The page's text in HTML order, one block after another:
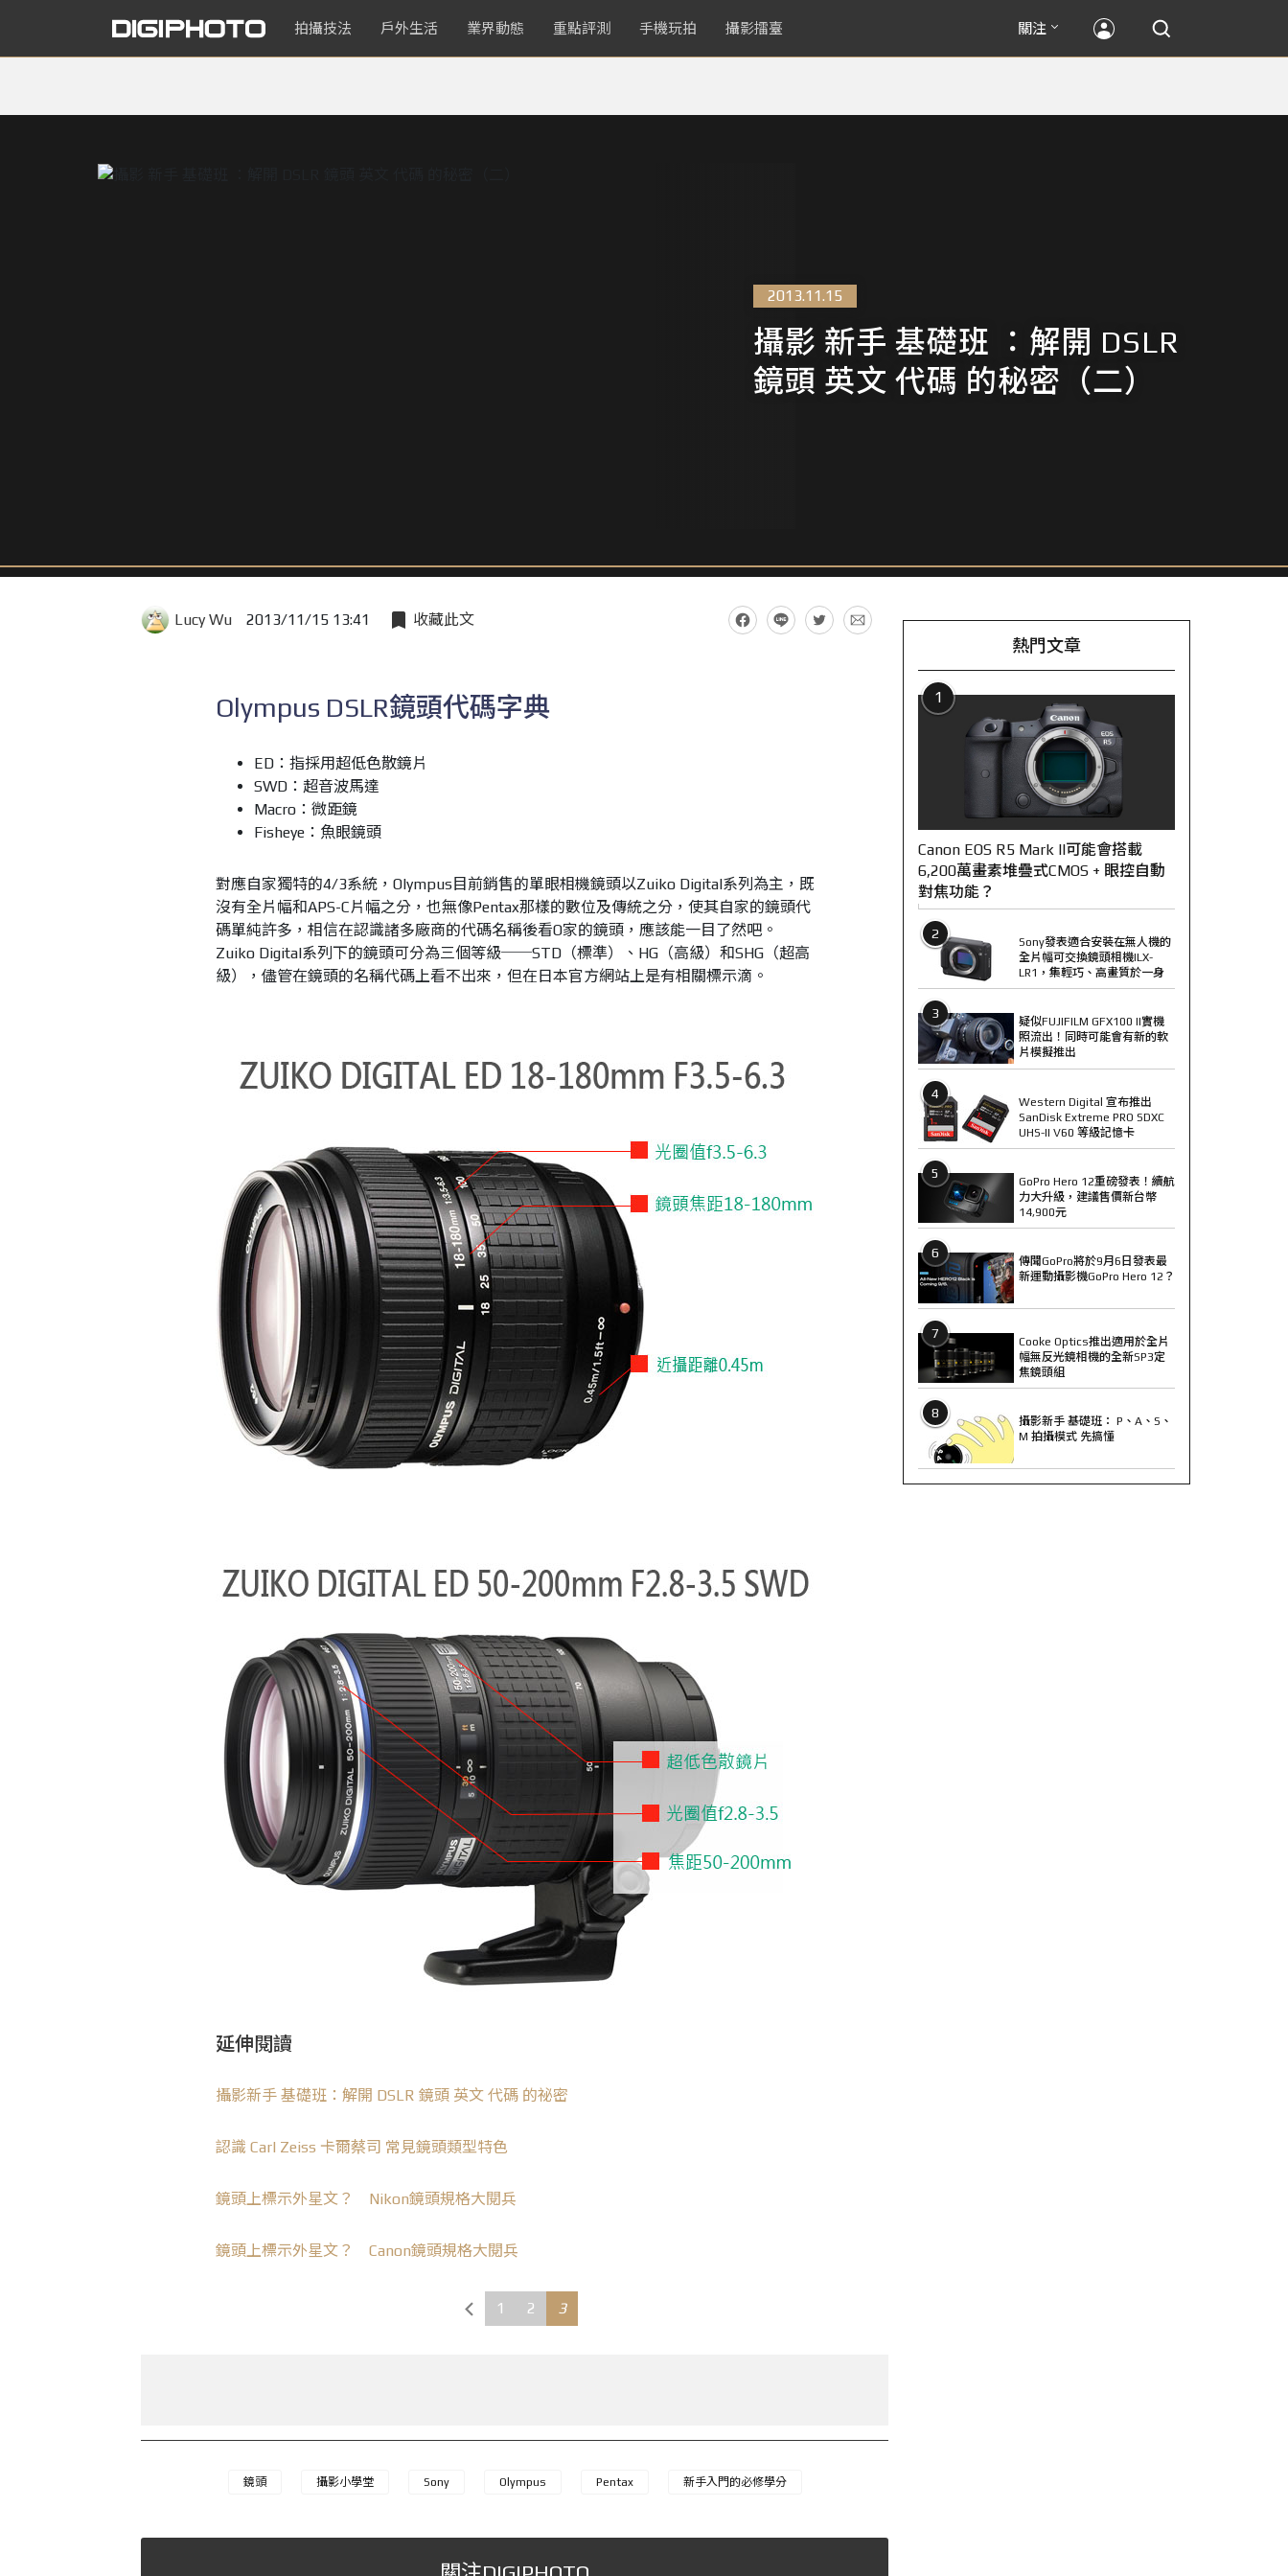
拍攝技法 戶外生活 業界動態 重點評測 手機玩拍 攝影擂臺 關注
2013.11.15
攝影 新手 基礎班 ：解開 DSLR
鏡頭 英文 代碼 的秘密（二）
Lucy Wu 2013/11/15 13:41 收藏此文
Olympus DSLR鏡頭代碼字典
ED：指採用超低色散鏡片
SWD：超音波馬達
Macro：微距鏡
Fisheye：魚眼鏡頭
對應自家獨特的4/3系統，Olympus目前銷售的單眼相機鏡頭以Zuiko Digital系列為主，既
沒有全片幅和APS-C片幅之分，也無像Pentax那樣的數位及傳統之分，使其自家的鏡頭代
碼單純許多，相信在認識諸多廠商的代碼名稱後看O家的鏡頭，應該能一目了然吧。
Zuiko Digital系列下的鏡頭可分為三個等級──STD（標準）、HG（高級）和SHG（超高
級），儘管在鏡頭的名稱代碼上看不出來，但在日本官方網站上是有相關標示滴。
延伸閱讀
攝影新手 基礎班：解開 DSLR 鏡頭 英文 代碼 的祕密
認識 Carl Zeiss 卡爾蔡司 常見鏡頭類型特色
鏡頭上標示外星文？ Nikon鏡頭規格大閱兵
鏡頭上標示外星文？ Canon鏡頭規格大閱兵
1 2 3
鏡頭 攝影小學堂 Sony Olympus Pentax 新手入門的必修學分
熱門文章
1
Canon EOS R5 Mark II可能會搭載
6,200萬畫素堆疊式CMOS + 眼控自動
對焦功能？
2
Sony發表適合安裝在無人機的
全片幅可交換鏡頭相機ILX-
LR1，集輕巧、高畫質於一身
3
疑似FUJIFILM GFX100 II實機
照流出！同時可能會有新的軟
片模擬推出
4
Western Digital 宣布推出
SanDisk Extreme PRO SDXC
UHS-II V60 等級記憶卡
5
GoPro Hero 12重磅發表！續航
力大升級，建議售價新台幣
14,900元
6
傳聞GoPro將於9月6日發表最
新運動攝影機GoPro Hero 12？
7
Cooke Optics推出適用於全片
幅無反光鏡相機的全新SP3定
焦鏡頭組
8
攝影新手 基礎班： P、A、S、
M 拍攝模式 先搞懂